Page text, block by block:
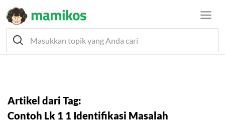
Artikel dari Tag:
Contoh Lk 1 1 Identifikasi Masalah